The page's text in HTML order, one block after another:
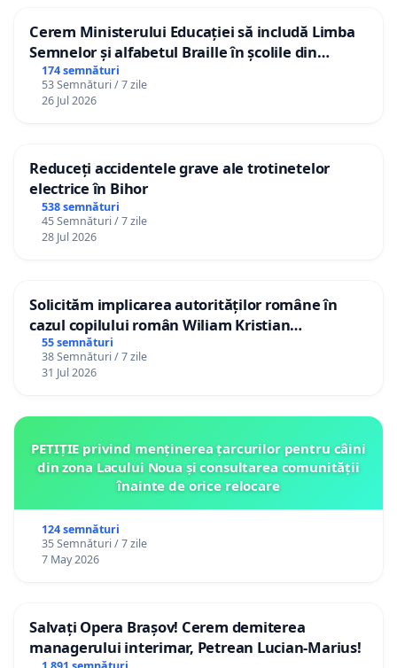
Cerem Ministerului Educației să includă Limba
Semnelor și alfabetul Braille în școlile din
Republica Moldova!
174 semnături
53 Semnături / 7 zile
26 Jul 2026
Reduceți accidentele grave ale trotinetelor
electrice în Bihor
538 semnături
45 Semnături / 7 zile
28 Jul 2026
Solicităm implicarea autorităților române în
cazul copilului român Wiliam Kristian
Gheorghe, aflat în plasament în Danemarca de
12 ani
55 semnături
38 Semnături / 7 zile
31 Jul 2026
PETIȚIE privind menținerea țarcurilor pentru câini
din zona Lacului Noua și consultarea comunității
înainte de orice relocare
124 semnături
35 Semnături / 7 zile
7 May 2026
Salvați Opera Brașov! Cerem demiterea
managerului interimar, Petrean Lucian-Marius!